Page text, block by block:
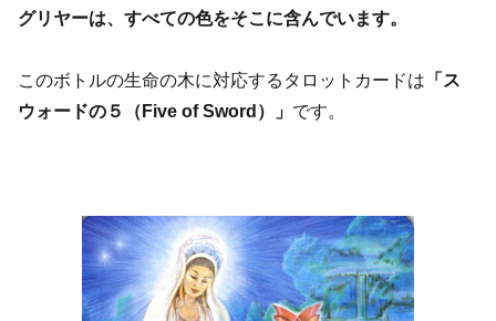
グリヤーは、すべての色をそこに含んでいます。
このボトルの生命の木に対応するタロットカードは 「ス
ウォードの５（Five of Sword）」 です。